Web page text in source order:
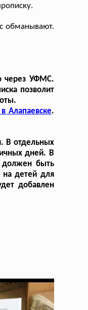
обманывают.
через УФМС.
позволит
Алапаевске.
В отдельных
дней. В
должен быть
детей для
добавлен